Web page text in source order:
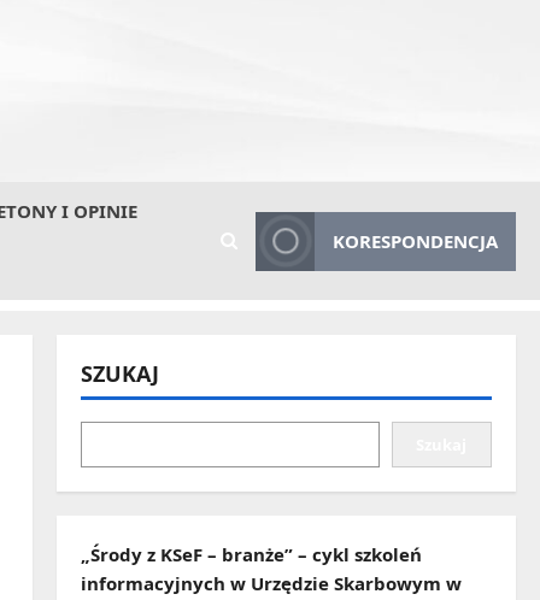
I OPINIE
KORESPONDENCJA
SZUKAJ
„Środy z KSeF – branże” – cykl szkoleń
informacyjnych w Urzędzie Skarbowym w